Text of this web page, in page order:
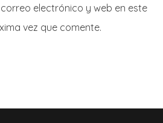
electrónico y web en este
vez que comente.